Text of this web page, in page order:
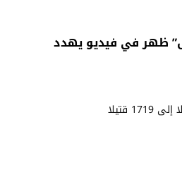
ظهر في فيديو يهدد